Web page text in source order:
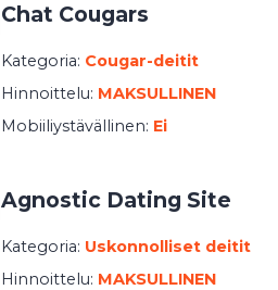
Chat Cougars
Kategoria: Cougar-deitit
Hinnoittelu: MAKSULLINEN
Mobiiliystävällinen: Ei
Agnostic Dating Site
Kategoria: Uskonnolliset deitit
Hinnoittelu: MAKSULLINEN